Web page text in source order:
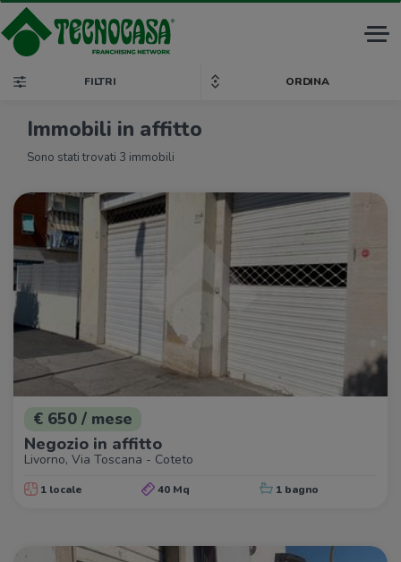
Immobili in affitto
Sono stati trovati 3 immobili
FILTRI ORDINA
€ 650 / mese
Negozio in affitto
Livorno, Via Toscana - Coteto
1 locale 40 Mq 1 bagno